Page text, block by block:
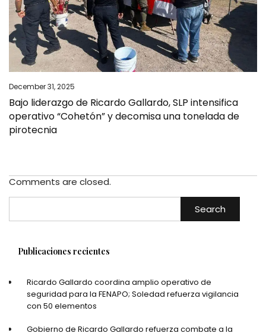
December 31, 2025
Bajo liderazgo de Ricardo Gallardo, SLP intensifica
operativo “Cohetón” y decomisa una tonelada de
pirotecnia
Comments are closed.
Search
Publicaciones recientes
Ricardo Gallardo coordina amplio operativo de
seguridad para la FENAPO; Soledad refuerza vigilancia
con 50 elementos
Gobierno de Ricardo Gallardo refuerza combate a la